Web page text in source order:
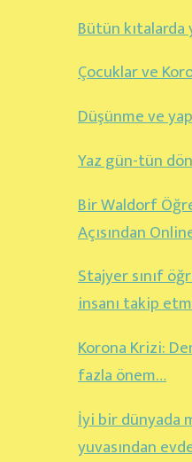
Bütün kıtalarda
Çocuklar ve
Düşünme ve
Yaz gün-tün
Bir Waldorf
Açısından
Stajyer sınıf
insanı takip
Korona Krizi:
fazla önem…
İyi bir dünyada
yuvasından